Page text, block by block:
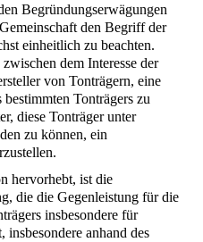
Begründungserwägungen
den Begriff der
einheitlich zu beachten.
dem Interesse der
von Tonträgern, eine
Tonträgers zu
diese Tonträger unter
zu können, ein
hervorhebt, ist die
die die Gegenleistung für die
insbesondere für
anhand des